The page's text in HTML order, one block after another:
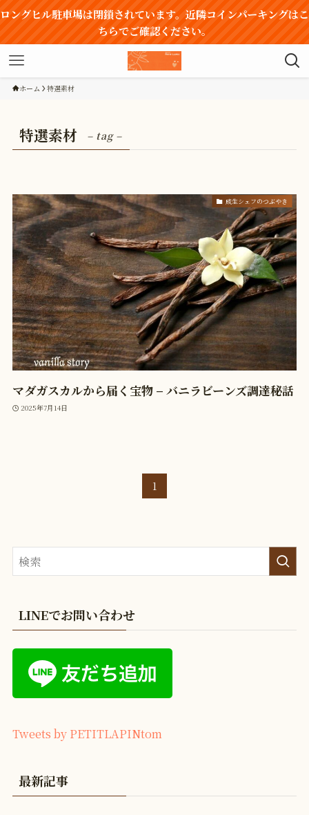
ロングヒル駐車場は閉鎖されています。近隣コインパーキングはこ
ちらでご確認ください。
ホーム 特選素材
特選素材 – tag –
成生シェフのつぶやき
マダガスカルから届く宝物 – バニラビーンズ調達秘話
2025年7月14日
1
LINEでお問い合わせ
Tweets by PETITLAPINtom
最新記事